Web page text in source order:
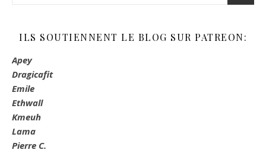
ILS SOUTIENNENT LE BLOG SUR PATREON:
Apey
Dragicafit
Emile
Ethwall
Kmeuh
Lama
Pierre C.